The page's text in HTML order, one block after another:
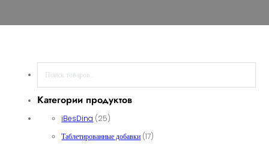
Категории продуктов
iBesDina 2525 товаров
Таблетированные добавки 1717 товаров